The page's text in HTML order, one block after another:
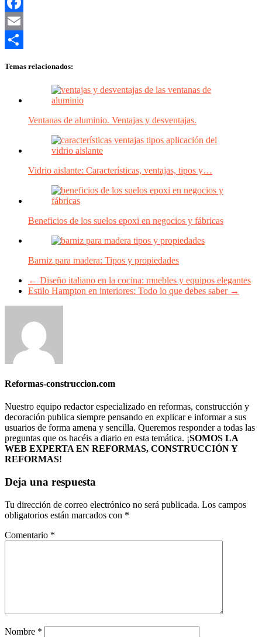
Twitter
Facebook
Email
Temas relacionados:
Ventanas de aluminio. Ventajas y desventajas.
Vidrio aislante: Características, ventajas, tipos y…
Beneficios de los suelos epoxi en negocios y fábricas
Barniz para madera: Tipos y propiedades
← Diseño italiano en la cocina: muebles y equipos elegantes
Estilo Hampton en interiores: Todo lo que debes saber →
Reformas-construccion.com
Nuestro equipo redactor especializado en reformas, construcción y
decoración publica siempre pensando en explicar e informar a sus
usuarios de forma amena y sencilla. Queremos responder a todas las
preguntas que os hacéis a diario en esta temática. ¡SOMOS LA
WEB EXPERTA EN REFORMAS, CONSTRUCCIÓN Y
REFORMAS!
Deja una respuesta
Tu dirección de correo electrónico no será publicada. Los campos
obligatorios están marcados con *
Comentario *
Nombre *